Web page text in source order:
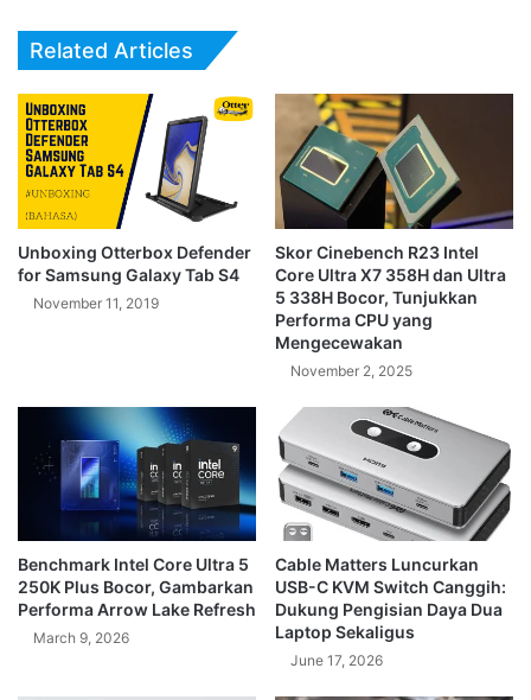
Related Articles
Unboxing Otterbox Defender
for Samsung Galaxy Tab S4
November 11, 2019
Skor Cinebench R23 Intel
Core Ultra X7 358H dan Ultra
5 338H Bocor, Tunjukkan
Performa CPU yang
Mengecewakan
November 2, 2025
Benchmark Intel Core Ultra 5
250K Plus Bocor, Gambarkan
Performa Arrow Lake Refresh
March 9, 2026
Cable Matters Luncurkan
USB-C KVM Switch Canggih:
Dukung Pengisian Daya Dua
Laptop Sekaligus
June 17, 2026